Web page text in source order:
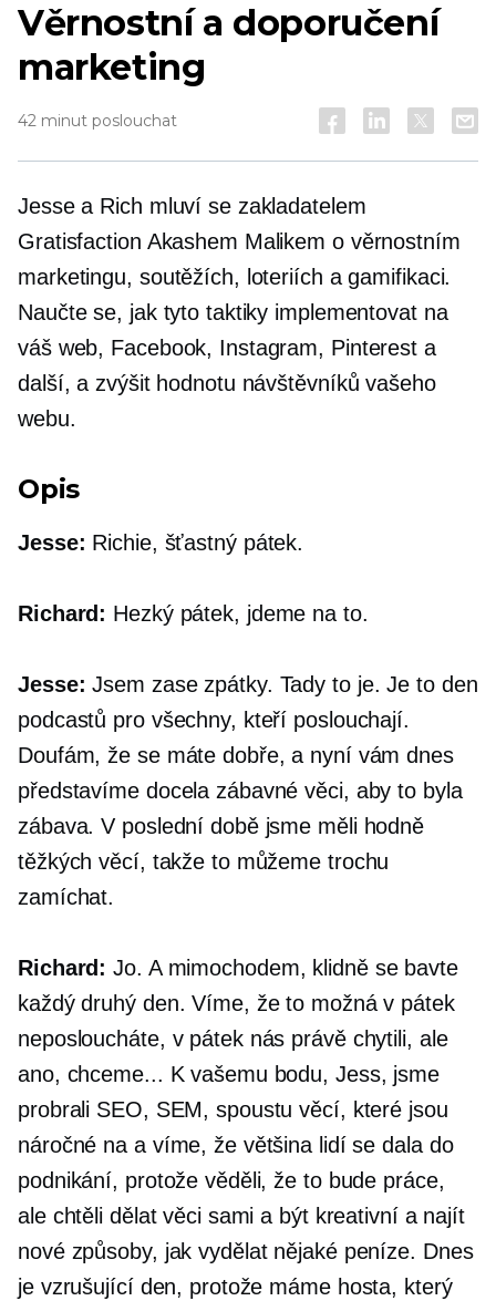
Věrnostní a doporučení
marketing
42 minut poslouchat
Jesse a Rich mluví se zakladatelem
Gratisfaction Akashem Malikem o věrnostním
marketingu, soutěžích, loteriích a gamifikaci.
Naučte se, jak tyto taktiky implementovat na
váš web, Facebook, Instagram, Pinterest a
další, a zvýšit hodnotu návštěvníků vašeho
webu.
Opis
Jesse: Richie, šťastný pátek.
Richard: Hezký pátek, jdeme na to.
Jesse: Jsem zase zpátky. Tady to je. Je to den
podcastů pro všechny, kteří poslouchají.
Doufám, že se máte dobře, a nyní vám dnes
představíme docela zábavné věci, aby to byla
zábava. V poslední době jsme měli hodně
těžkých věcí, takže to můžeme trochu
zamíchat.
Richard: Jo. A mimochodem, klidně se bavte
každý druhý den. Víme, že to možná v pátek
neposloucháte, v pátek nás právě chytili, ale
ano, chceme... K vašemu bodu, Jess, jsme
probrali SEO, SEM, spoustu věcí, které jsou
náročné na a víme, že většina lidí se dala do
podnikání, protože věděli, že to bude práce,
ale chtěli dělat věci sami a být kreativní a najít
nové způsoby, jak vydělat nějaké peníze. Dnes
je vzrušující den, protože máme hosta, který